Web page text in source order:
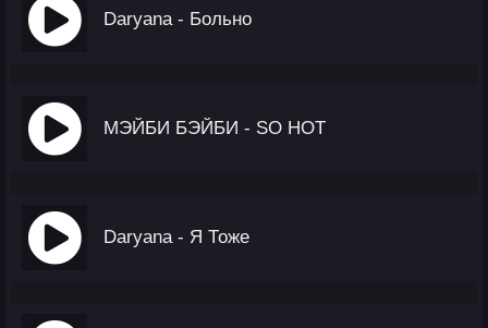
Daryana - Больно
МЭЙБИ БЭЙБИ - SO HOT
Daryana - Я Тоже